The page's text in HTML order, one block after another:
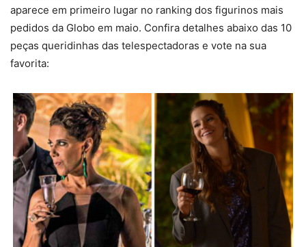
aparece em primeiro lugar no ranking dos figurinos mais
pedidos da Globo em maio. Confira detalhes abaixo das 10
peças queridinhas das telespectadoras e vote na sua
favorita: